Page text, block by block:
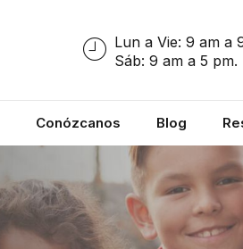
Lun a Vie: 9 am a
Sáb: 9 am a 5 pm.
Conózcanos Blog